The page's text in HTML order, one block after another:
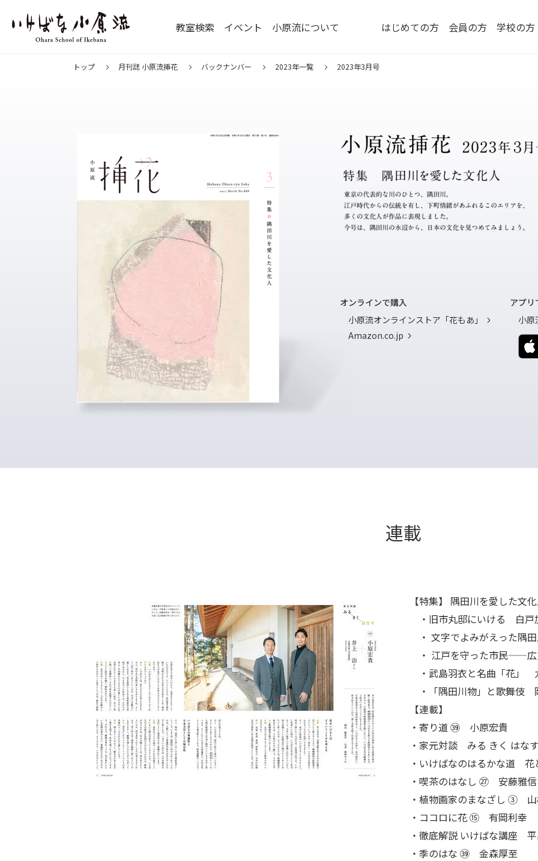
教室検索 イベント 小原流について はじめての方 会員の方 学校の方
トップ 月刊誌 小原流挿花 バックナンバー 2023年一覧 2023年3月号
オンラインで購入
小原流オンラインストア「花もあ」
Amazon.co.jp
アプリ
小
連載
【特集】 隅田川を愛した文
・旧市丸邸にいける 白戸
・ 文字でよみがえった隅
・ 江戸を守った市民——
・武島羽衣と名曲「花」
・「隅田川物」と歌舞伎
【連載】
・寄り道 ㊴ 小原宏貴
・家元対談 みる きく はな
・いけばなのはるかな道
・喫茶のはなし ㉗ 安藤雅信
・植物画家のまなざし ③
・ココロに花 ⑮ 有岡利幸
・徹底解説 いけばな講座
・季のはな ㊴ 金森厚至